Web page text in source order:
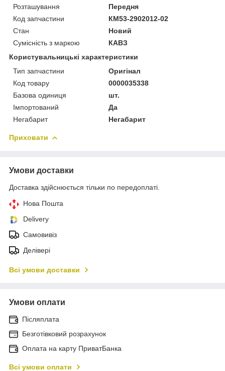
Розташування
Передня
Код запчастини
КМ53-2902012-02
Стан
Новий
Сумісність з маркою
КАВЗ
Користувальницькі характеристики
Тип запчастини
Оригінал
Код товару
0000035338
Базова одиниця
шт.
Імпортований
Да
Негабарит
Негабарит
Приховати
Умови доставки
Доставка здійснюється тільки по передоплаті.
Нова Пошта
Delivery
Самовивіз
Делівері
Всі умови доставки
Умови оплати
Післяплата
Безготівковий розрахунок
Оплата на карту ПриватБанка
Всі умови оплати